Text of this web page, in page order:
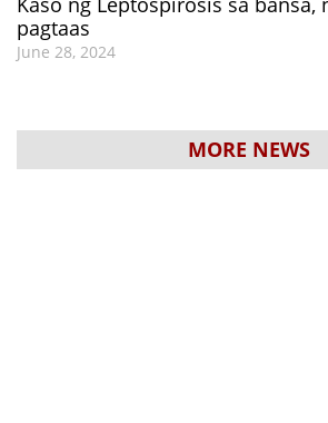
pagtaas
June 28, 2024
MORE NEWS